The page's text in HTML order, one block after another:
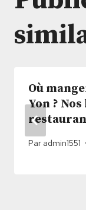
Où
Yon ?
Par admin1551